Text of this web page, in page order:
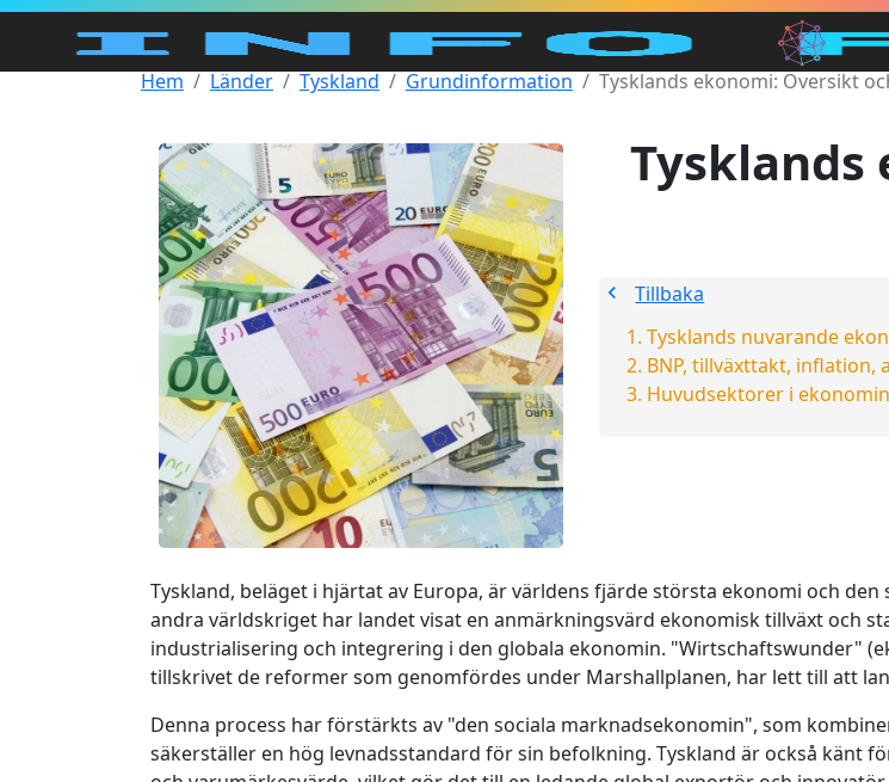
Hem Länder Tyskland Grundinformation Tysklands ekonomi: Översikt
Tysklands
Tillbaka
Tysklands nuvarande
BNP, tillväxttakt, inflation,
Huvudsektorer i
Tyskland, beläget i hjärtat av Europa, är världens fjärde största ekonomi och
andra världskriget har landet visat en anmärkningsvärd ekonomisk tillväxt och
industrialisering och integrering i den globala ekonomin. "Wirtschaftswunder"
tillskrivet de reformer som genomfördes under Marshallplanen, har lett till att
Denna process har förstärkts av "den sociala marknadsekonomin", som
säkerställer en hög levnadsstandard för sin befolkning. Tyskland är också känt